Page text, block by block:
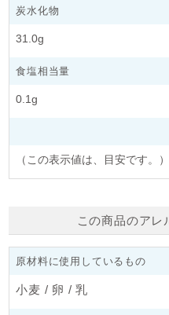
炭水化物
31.0g
食塩相当量
0.1g
（この表示値は、目安です。）
この商品のアレ
原材料に使用しているもの
小麦 / 卵 / 乳